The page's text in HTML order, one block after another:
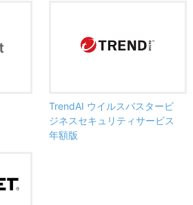
TrendAI ウイルスバスタービ
ジネスセキュリティサービス
年額版